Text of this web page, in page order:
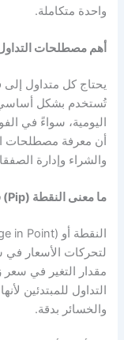
واحدة متكاملة.
أهم مصطلحات التداول
يحتاج كل متداول إلى
تُستخدم بشكل أساسي
اليومية، سواءً في
أن معرفة مصطلحات
والشراء وإدارة
ما معنى النقطة (Pip) في التداول؟
لتحركات الأسعار
مقدار التغير في
التداول للمبتدئين
والخسائر بدقة.